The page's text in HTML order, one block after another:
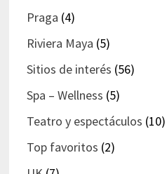
Praga (4)
Riviera Maya (5)
Sitios de interés (56)
Spa – Wellness (5)
Teatro y espectáculos (10)
Top favoritos (2)